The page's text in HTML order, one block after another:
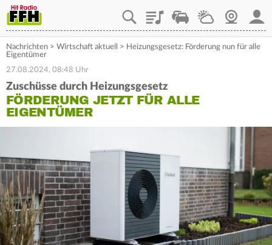
PlaylistStaupilotWetterWebcam
Nachrichten > Wirtschaft aktuell > Heizungsgesetz: Förderung nun für alle
Eigentümer
27.08.2024, 08:48 Uhr
Zuschüsse durch Heizungsgesetz
FÖRDERUNG JETZT FÜR ALLE
EIGENTÜMER